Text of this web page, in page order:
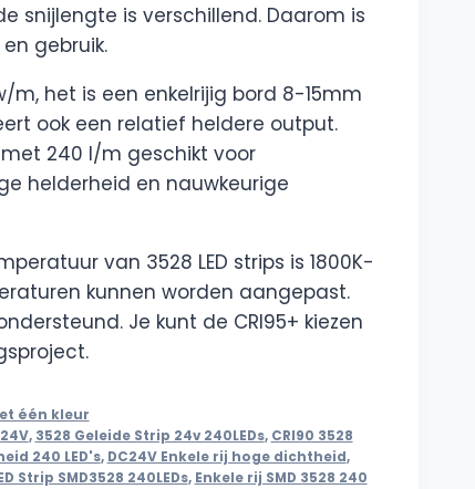
snijlengte is verschillend. Daarom is
gebruik.
m, het is een enkelrijig bord 8-15mm
ook een relatief heldere output.
met 240 l/m geschikt voor
helderheid en nauwkeurige
van 3528 LED strips is 1800K-
kunnen worden aangepast.
Je kunt de CRI95+ kiezen
één kleur
, 3528 Geleide Strip 24v 240LEDs, CRI90 3528
240 LED's, DC24V Enkele rij hoge dichtheid,
Strip SMD3528 240LEDs, Enkele rij SMD 3528 240